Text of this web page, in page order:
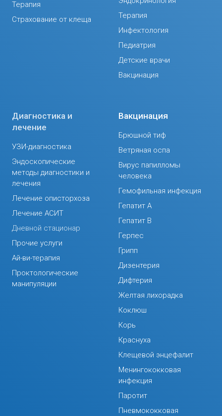
Терапия
Страхование от клеща
Терапия
Инфектология
Педиатрия
Детские врачи
Вакцинация
Диагностика и
лечение
УЗИ-диагностика
Эндоскопические
методы диагностики и
лечения
Лечение описторхоза
Лечение АСИТ
Дневной стационар
Прочие услуги
Ай-ви-терапия
Проктологические
манипуляции
Вакцинация
Брюшной тиф
Ветряная оспа
Вирус папилломы
человека
Гемофильная инфекция
Гепатит А
Гепатит В
Герпес
Грипп
Дизентерия
Дифтерия
Желтая лихорадка
Коклюш
Корь
Краснуха
Клещевой энцефалит
Менингококковая
инфекция
Паротит
Пневмококковая